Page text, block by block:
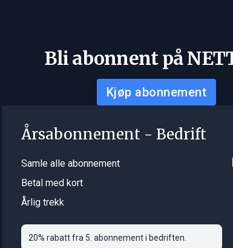
Bli abonnent på
Kjøp abonnement
Årsabonnement - Bedrift
Samle alle abonnement
Betal med kort
Årlig trekk
20% rabatt fra 5. abonnement i bedriften.